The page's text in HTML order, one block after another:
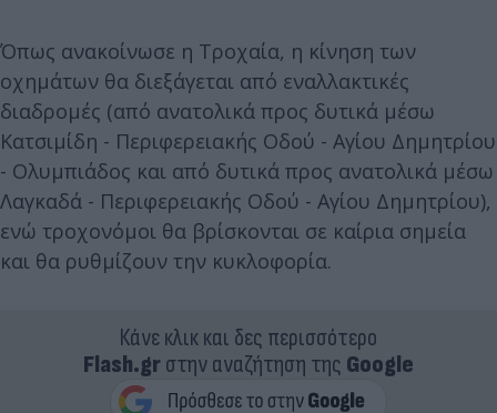
Όπως ανακοίνωσε η Τροχαία, η κίνηση των
οχημάτων θα διεξάγεται από εναλλακτικές
διαδρομές (από ανατολικά προς δυτικά μέσω
Κατσιμίδη - Περιφερειακής Οδού - Αγίου Δημητρίου
- Ολυμπιάδος και από δυτικά προς ανατολικά μέσω
Λαγκαδά - Περιφερειακής Οδού - Αγίου Δημητρίου),
ενώ τροχονόμοι θα βρίσκονται σε καίρια σημεία
και θα ρυθμίζουν την κυκλοφορία.
Κάνε κλικ και δες περισσότερο
Flash.grστην αναζήτηση της Google